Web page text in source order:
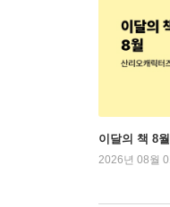
이달의 책 8
2026년 08월